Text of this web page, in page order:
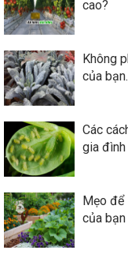
cao?
Không
của
Các
gia đình
Mẹo để
của bạn